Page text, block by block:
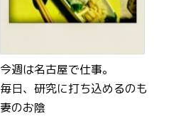
今週は名古屋で仕事。
毎日、研究に打ち込めるのも
妻のお陰